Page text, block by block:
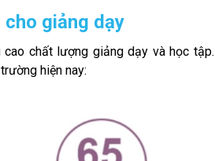
giảng dạy
chất lượng giảng dạy và học tập.
hiện nay: